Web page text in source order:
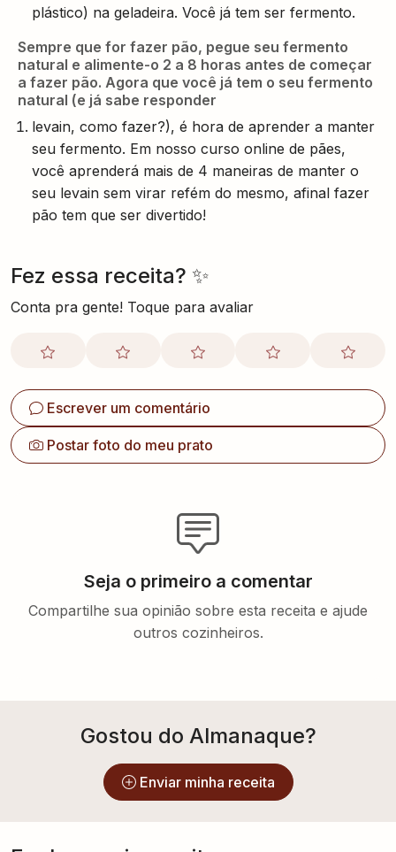
plástico) na geladeira. Você já tem ser fermento.
Sempre que for fazer pão, pegue seu fermento
natural e alimente-o 2 a 8 horas antes de começar
a fazer pão. Agora que você já tem o seu fermento
natural (e já sabe responder
levain, como fazer?), é hora de aprender a manter
seu fermento. Em nosso curso online de pães,
você aprenderá mais de 4 maneiras de manter o
seu levain sem virar refém do mesmo, afinal fazer
pão tem que ser divertido!
Fez essa receita? ✨
Conta pra gente! Toque para avaliar
Escrever um comentário
Postar foto do meu prato
Seja o primeiro a comentar
Compartilhe sua opinião sobre esta receita e ajude
outros cozinheiros.
Gostou do Almanaque?
Enviar minha receita